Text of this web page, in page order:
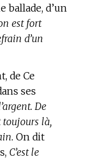
ballade, d’un
est fort
d’un
de Ce
ses
De
toujours là,
On dit
C’est le